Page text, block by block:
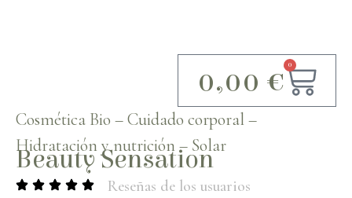
0,00€ 0
Cosmética Bio –Cuidado corporal–
Hidratación y nutrición– Solar
Beauty Sensation
Reseñas de los usuarios